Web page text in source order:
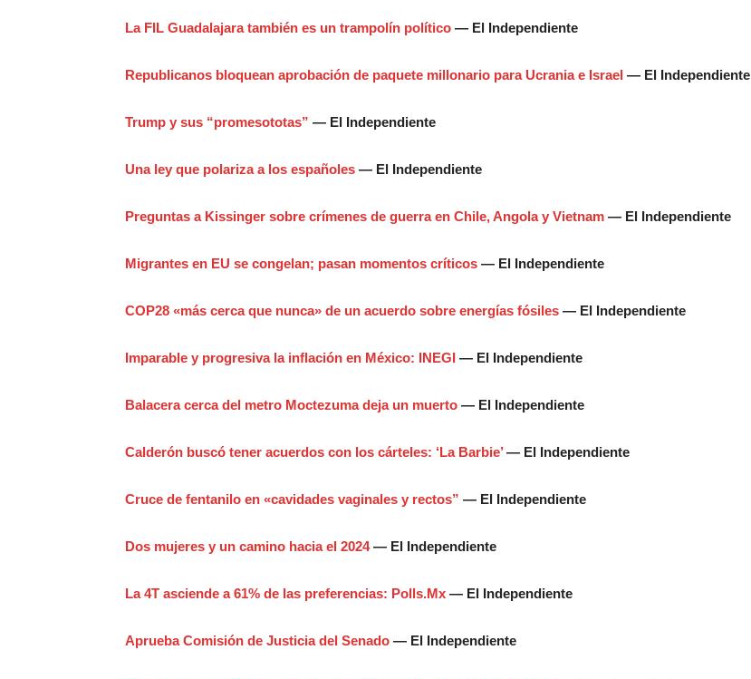
La FIL Guadalajara también es un trampolín político — El Independiente
Republicanos bloquean aprobación de paquete millonario para Ucrania e Israel — El Independiente
Trump y sus “promesototas” — El Independiente
Una ley que polariza a los españoles — El Independiente
Preguntas a Kissinger sobre crímenes de guerra en Chile, Angola y Vietnam — El Independiente
Migrantes en EU se congelan; pasan momentos críticos — El Independiente
COP28 «más cerca que nunca» de un acuerdo sobre energías fósiles — El Independiente
Imparable y progresiva la inflación en México: INEGI — El Independiente
Balacera cerca del metro Moctezuma deja un muerto — El Independiente
Calderón buscó tener acuerdos con los cárteles: ‘La Barbie’— El Independiente
Cruce de fentanilo en «cavidades vaginales y rectos” — El Independiente
Dos mujeres y un camino hacia el 2024— El Independiente
La 4T asciende a 61% de las preferencias: Polls.Mx — El Independiente
Aprueba Comisión de Justicia del Senado — El Independiente